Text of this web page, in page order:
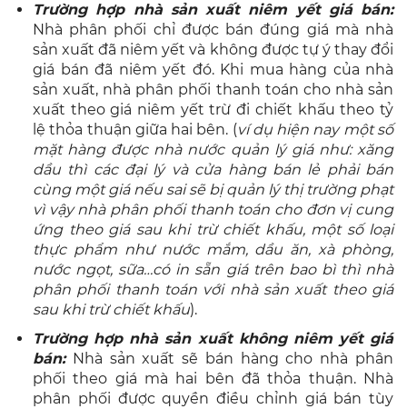
Trường hợp nhà sản xuất niêm yết giá bán:
Nhà phân phối chỉ được bán đúng giá mà nhà
sản xuất đã niêm yết và không được tự ý thay đổi
giá bán đã niêm yết đó. Khi mua hàng của nhà
sản xuất, nhà phân phối thanh toán cho nhà sản
xuất theo giá niêm yết trừ đi chiết khấu theo tỷ
lệ thỏa thuận giữa hai bên. (ví dụ hiện nay một số
mặt hàng được nhà nước quản lý giá như: xăng
dầu thì các đại lý và cửa hàng bán lẻ phải bán
cùng một giá nếu sai sẽ bị quản lý thị trường phạt
vì vậy nhà phân phối thanh toán cho đơn vị cung
ứng theo giá sau khi trừ chiết khấu, một số loại
thực phẩm như nước mắm, dầu ăn, xà phòng,
nước ngọt, sữa…có in sẵn giá trên bao bì thì nhà
phân phối thanh toán với nhà sản xuất theo giá
sau khi trừ chiết khấu).
Trường hợp nhà sản xuất không niêm yết giá
bán: Nhà sản xuất sẽ bán hàng cho nhà phân
phối theo giá mà hai bên đã thỏa thuận. Nhà
phân phối được quyền điều chỉnh giá bán tùy